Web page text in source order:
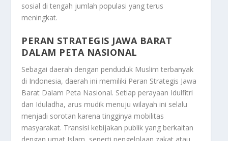
sosial di tengah jumlah populasi yang terus
meningkat.
PERAN STRATEGIS JAWA BARAT
DALAM PETA NASIONAL
Sebagai daerah dengan penduduk Muslim terbanyak
di Indonesia, daerah ini memiliki Peran Strategis Jawa
Barat Dalam Peta Nasional. Setiap perayaan Idulfitri
dan Iduladha, arus mudik menuju wilayah ini selalu
menjadi sorotan karena tingginya mobilitas
masyarakat. Transisi kebijakan publik yang berkaitan
dengan umat Islam, seperti pengelolaan zakat atau